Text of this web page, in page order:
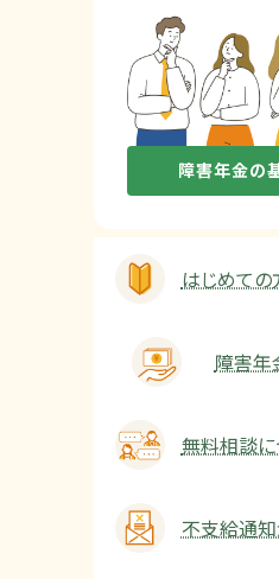
メリット
お電話でのお問
089-
障害年金の
はじめての
障害年
無料相談に
不支給通